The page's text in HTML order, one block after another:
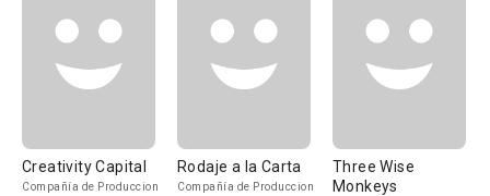
Creativity Capital
Compañía de Produccion
Rodaje a la Carta
Compañía de Produccion
Three Wise
Monkeys